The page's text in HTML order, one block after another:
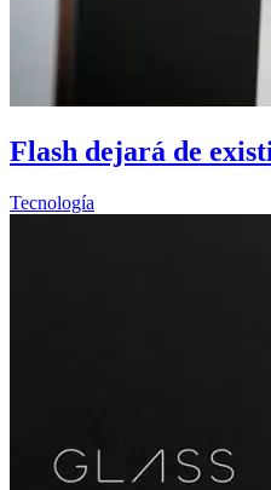
Flash dejará de
Tecnología